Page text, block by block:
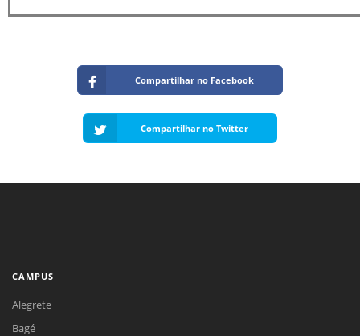
Compartilhar no Facebook
Compartilhar no Twitter
CAMPUS
Alegrete
Bagé